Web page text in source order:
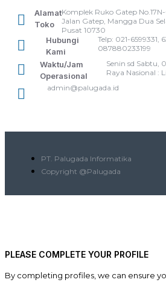
Alamat
Toko
Komplek Ruko Gatep
Jalan Gatep, Mangga Dua
Pusat 10730
Hubungi
Kami
Telp: 021-6599331,
087880233199
Waktu/Jam
Operasional
Senin sd Sabtu,
Raya Nasional :
admin@palugada.id
PT. Palugada Informatika
Copyright @Palugada
PLEASE COMPLETE YOUR PROFILE
By completing profiles, we can ensure